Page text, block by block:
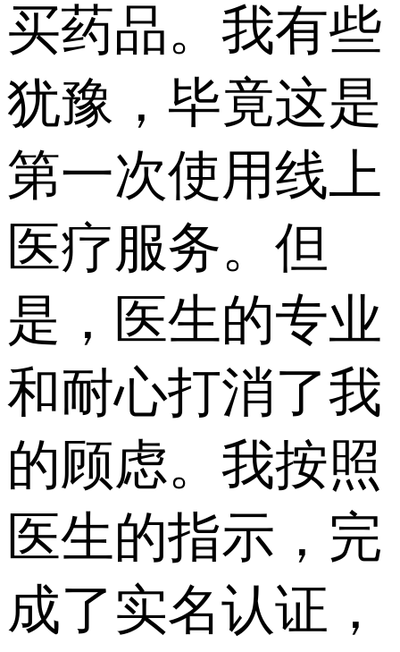
买药品。我有些
犹豫，毕竟这是
第一次使用线上
医疗服务。但
是，医生的专业
和耐心打消了我
的顾虑。我按照
医生的指示，完
成了实名认证，